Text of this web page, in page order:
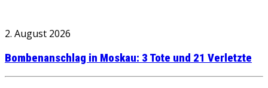
2. August 2026
Bombenanschlag in Moskau: 3 Tote und 21 Verletzte